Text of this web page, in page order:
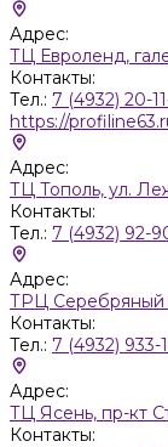
Адрес:
ТЦ Евроленд,
Контакты:
Тел.: 7 (4932) 20-
https://
Адрес:
ТЦ Тополь, ул.
Контакты:
Тел.: 7 (4932) 92-
Адрес:
ТРЦ Серебряный
Контакты:
Тел.: 7 (4932) 933-
Адрес:
ТЦ Ясень, пр-кт
Контакты: